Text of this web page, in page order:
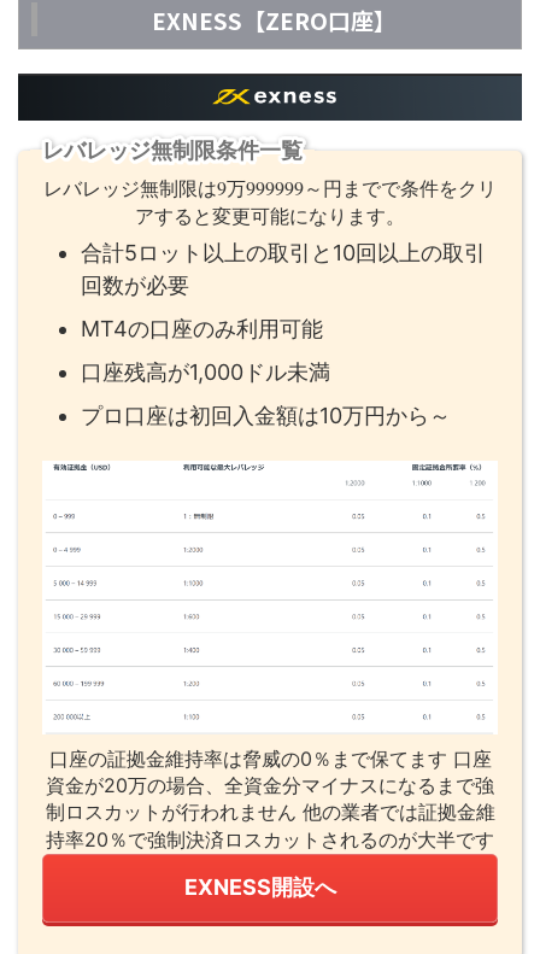
EXNESS【ZERO口座】
レバレッジ無制限条件一覧
レバレッジ無制限は9万999999～円までで条件をクリ
アすると変更可能になります。
合計5ロット以上の取引と10回以上の取引
回数が必要
MT4の口座のみ利用可能
口座残高が1,000ドル未満
プロ口座は初回入金額は10万円から～
口座の証拠金維持率は脅威の0％まで保てます 口座
資金が20万の場合、全資金分マイナスになるまで強
制ロスカットが行われません 他の業者では証拠金維
持率20％で強制決済ロスカットされるのが大半です
EXNESS開設へ